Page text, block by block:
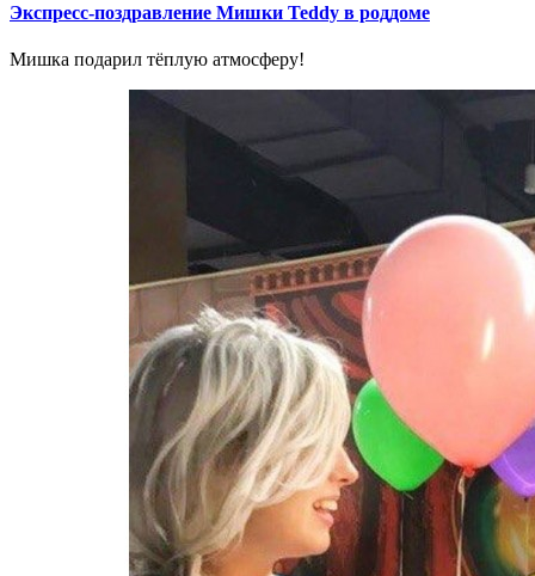
Экспресс-поздравление Мишки Teddy в роддоме
Мишка подарил тёплую атмосферу!